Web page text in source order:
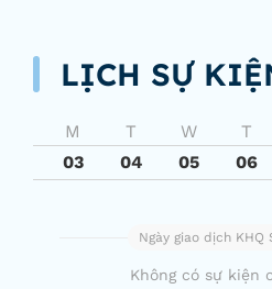
LỊCH SỰ
M T W T
03
04 05 06
Ngày giao dịch KHQ
Không có sự kiện